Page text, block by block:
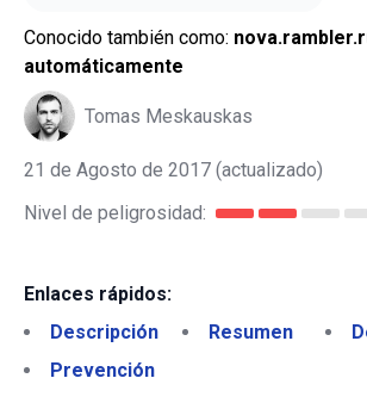
Conocido también como:
automáticamente
Tomas Meskauskas
21 de Agosto de 2017 (actualizado)
Nivel de peligrosidad:
Enlaces rápidos:
Descripción
Resumen
Prevención